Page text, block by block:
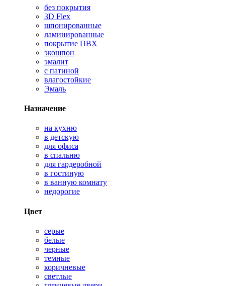
без покрытия
3D Flex
шпонированные
ламинированные
покрытие ПВХ
экошпон
эмалит
с патиной
влагостойкие
Эмаль
Назначение
на кухню
в детскую
для офиса
в спальню
для гардеробной
в гостиную
в ванную комнату
недорогие
Цвет
серые
белые
черные
темные
коричневые
светлые